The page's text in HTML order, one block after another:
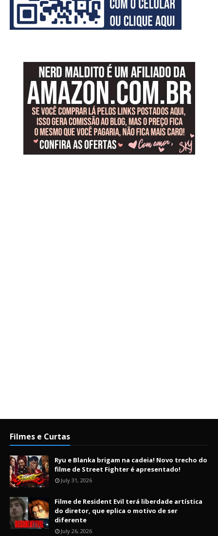
Filmes e Curtas
Ryu e Blanka brigam na cadeia! Novo trecho do
filme de Street Fighter é apresentado!
July 31, 2026
Filme de Resident Evil terá liberdade artística
do diretor, que eplica o motivo de ser
diferente
July 26, 2026